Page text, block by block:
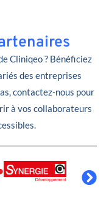
Cliniqeo ? Bénéficiez
des entreprises
contactez-nous pour
à vos collaborateurs